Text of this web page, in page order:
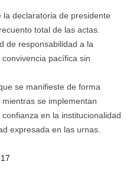
declaratoria de presidente
total de las actas.
de responsabilidad a la
pacífica sin
se manifieste de forma
se implementan
en la institucionalidad
expresada en las urnas.